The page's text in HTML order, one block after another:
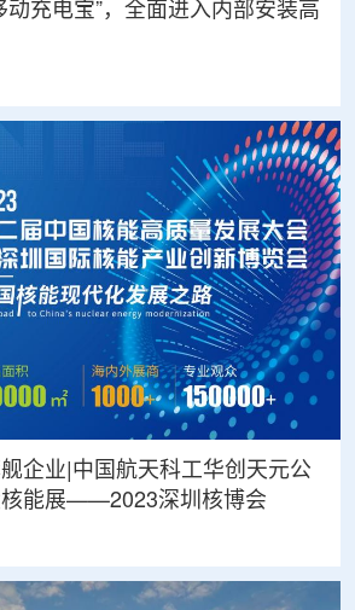
动充电宝”，全面进入内部安装高
企业|中国航天科工华创天元公
核能展——2023深圳核博会